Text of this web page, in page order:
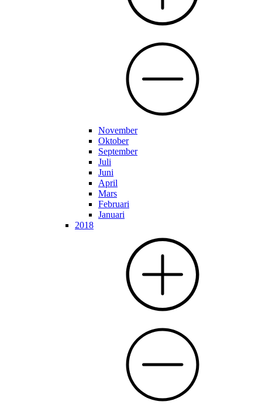
November
Oktober
September
Juli
Juni
April
Mars
Februari
Januari
2018